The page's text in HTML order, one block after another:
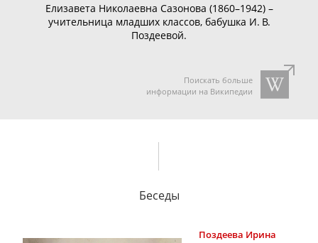
Елизавета Николаевна Сазонова (1860–1942) –
учительница младших классов, бабушка И. В.
Поздеевой.
Поискать больше
информации на Википедии
Беседы
Поздеева Ирина